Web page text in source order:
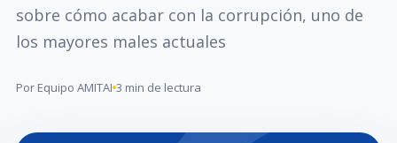
sobre cómo acabar con la corrupción, uno de
los mayores males actuales
Por Equipo AMITAI 3 min de lectura